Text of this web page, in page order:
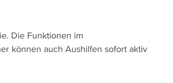
Die Funktionen im
können auch Aushilfen sofort aktiv